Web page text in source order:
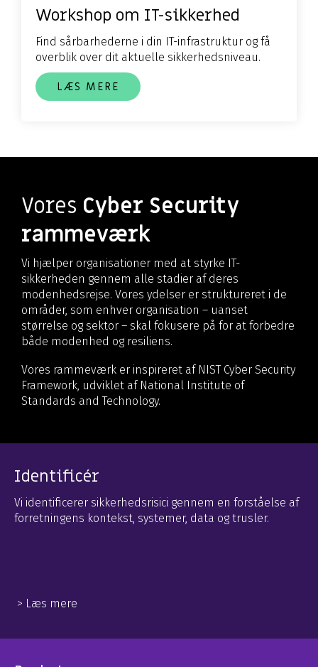
Workshop om IT-sikkerhed
Find sårbarhederne i din IT-infrastruktur og få
overblik over dit aktuelle sikkerhedsniveau.
LÆS MERE
Vores Cyber Security
rammeværk
Vi hjælper organisationer med at styrke IT-
sikkerheden gennem alle stadier af deres
modenhedsrejse. Vores ydelser er struktureret i de
områder, som enhver organisation – uanset
størrelse og sektor – skal fokusere på for at forbedre
både modenhed og resiliens.
Vores rammeværk er inspireret af NIST Cyber Security
Framework, udviklet af National Institute of
Standards and Technology.
Identificér
Vi identificerer sikkerhedsrisici gennem en forståelse af
forretningens kontekst, systemer, data og trusler.
> Læs mere